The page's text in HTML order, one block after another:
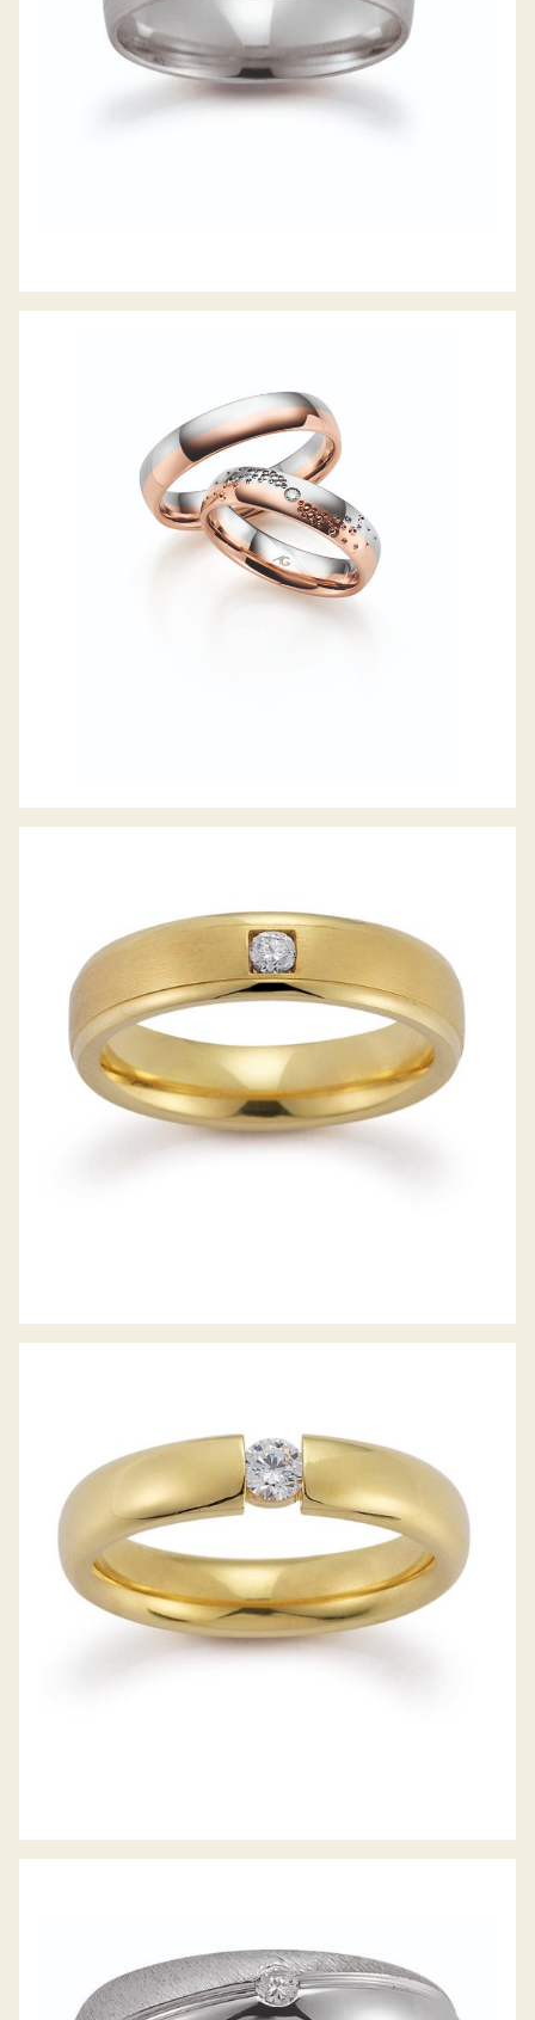
GERSTNER TRAURINGE
GERSTNER TRAURINGE
GERSTNER TRAURINGE
GERSTNER TRAURINGE